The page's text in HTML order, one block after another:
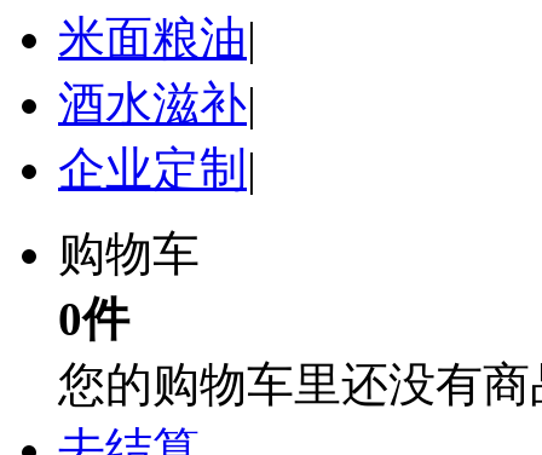
米面粮油|
酒水滋补|
企业定制|
购物车
0件
您的购物车里还没有